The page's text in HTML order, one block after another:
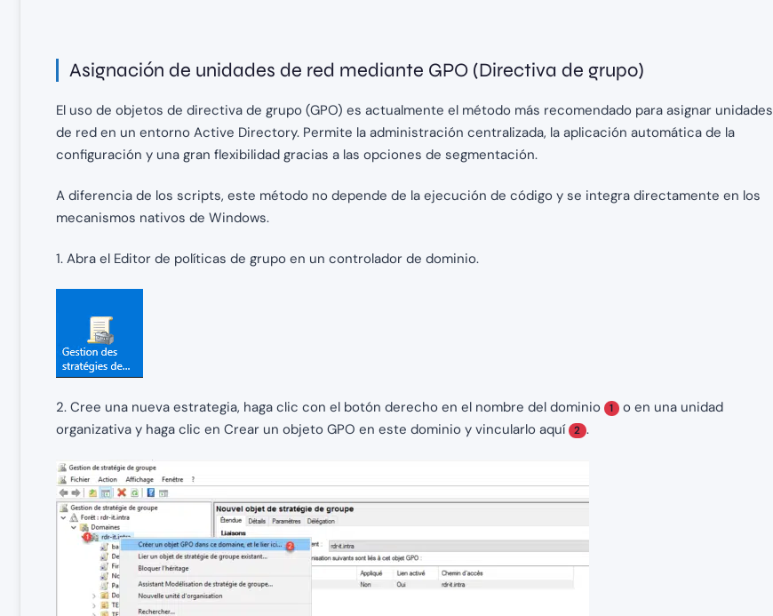
Asignación de unidades de red mediante GPO (Directiva de grupo)
El uso de objetos de directiva de grupo (GPO) es actualmente el método más recomendado para asignar unidades
de red en un entorno Active Directory. Permite la administración centralizada, la aplicación automática de la
configuración y una gran flexibilidad gracias a las opciones de segmentación.
A diferencia de los scripts, este método no depende de la ejecución de código y se integra directamente en los
mecanismos nativos de Windows.
1. Abra el Editor de políticas de grupo en un controlador de dominio.
2. Cree una nueva estrategia, haga clic con el botón derecho en el nombre del dominio 1 o en una unidad
organizativa y haga clic en Crear un objeto GPO en este dominio y vincularlo aquí 2 .